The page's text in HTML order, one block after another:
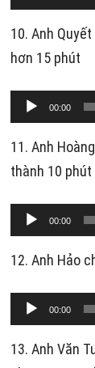
phát
âm
thanh
10. Anh
hơn 15 phút
Trình
phát
âm
thanh
00:00
11. Anh
thành 10
Trình
phát
âm
00:00
12. Anh Hảo
Trình
phát
âm
00:00
13. Anh Văn